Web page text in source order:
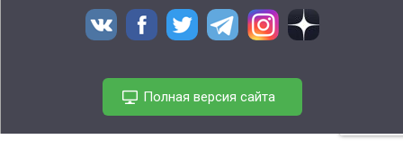
Полная версия сайта